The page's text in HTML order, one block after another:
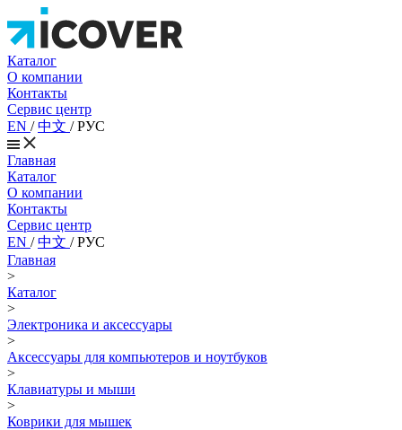
Каталог
О компании
Контакты
Сервис центр
EN /中文 /РУС
Главная
Каталог
О компании
Контакты
Сервис центр
EN /中文 /РУС
Главная
>
Каталог
>
Электроника и аксессуары
>
Аксессуары для компьютеров и ноутбуков
>
Клавиатуры и мыши
>
Коврики для мышек